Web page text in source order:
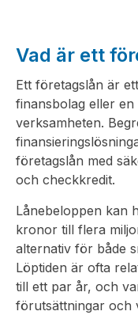
Vad är ett
Ett företagslån är ett
finansbolag eller
verksamheten.
företagslån med
och checkkredit.
Lånebeloppen kan
kronor till flera
alternativ för både
Löptiden är ofta
till ett par år, och
förutsättningar och